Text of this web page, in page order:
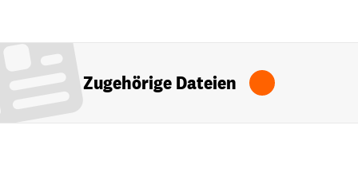
Zugehörige Dateien